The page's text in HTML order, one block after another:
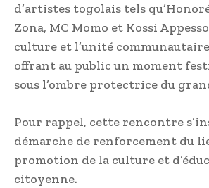
d’artistes togolais tels
Zona, MC Momo et Kossi
culture et l’unité
offrant au public un moment
sous l’ombre protectrice du
Pour rappel, cette rencontre
démarche de renforcement du
promotion de la culture et
citoyenne.